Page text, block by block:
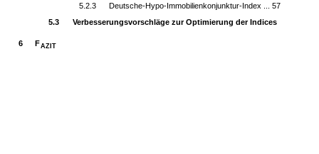
5.2.3
Deutsche-Hypo-Immobilienkonjunktur-Index ... 57
5.3
Verbesserungsvorschläge zur Optimierung der Indices
6 FAZIT